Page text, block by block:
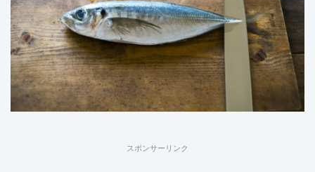
スポンサーリンク